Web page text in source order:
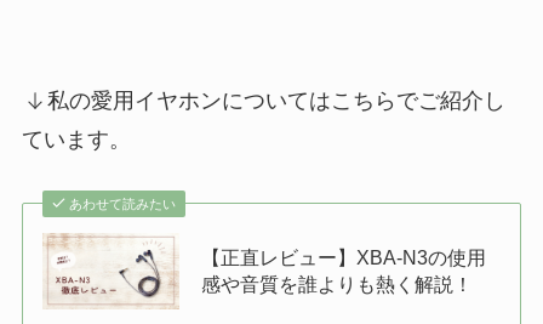
私の愛用イヤホンについてはこちらでご紹介し
ています。
あわせて読みたい
【正直レビュー】XBA-N3の使用
感や音質を誰よりも熱く解説！